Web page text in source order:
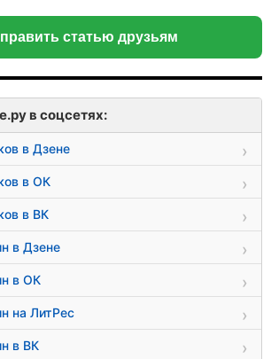
статью друзьям
в соцсетях:
в Дзене
в ОК
в ВК
в Дзене
в ОК
на ЛитРес
в ВК